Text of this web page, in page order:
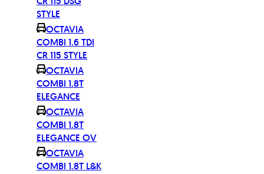
STYLE
OCTAVIA
COMBI 1.6 TDI
CR 115 STYLE
OCTAVIA
COMBI 1.8T
ELEGANCE
OCTAVIA
COMBI 1.8T
ELEGANCE OV
OCTAVIA
COMBI 1.8T L&K